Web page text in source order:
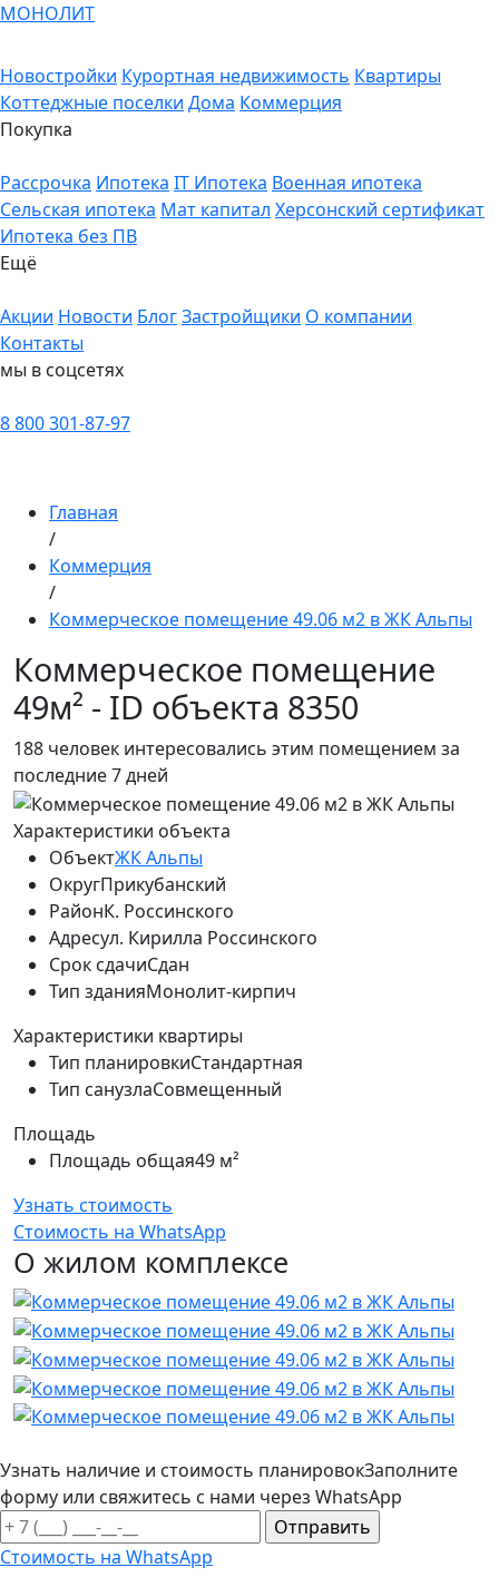
МОНОЛИТ
Новостройки Курортная недвижимость Квартиры
Коттеджные поселки Дома Коммерция
Покупка
Рассрочка Ипотека IT Ипотека Военная ипотека
Сельская ипотека Мат капитал Херсонский сертификат
Ипотека без ПВ
Ещё
Акции Новости БлогЗастройщики О компании
Контакты
мы в соцсетях
8 800 301-87-97
Главная
/
Коммерция
/
Коммерческое помещение 49.06 м2 в ЖК Альпы
Коммерческое помещение
49м² - ID объекта 8350
188 человек интересовались этим помещением за
последние 7 дней
Характеристики объекта
ОбъектЖК Альпы
ОкругПрикубанский
РайонК. Россинского
Адресул. Кирилла Россинского
Срок сдачиСдан
Тип зданияМонолит-кирпич
Характеристики квартиры
Тип планировкиСтандартная
Тип санузлаСовмещенный
Площадь
Площадь общая49 м²
Узнать стоимость
Стоимость на WhatsApp
О жилом комплексе
Узнать наличие и стоимость планировокЗаполните
форму или свяжитесь с нами через WhatsApp
Стоимость на WhatsApp